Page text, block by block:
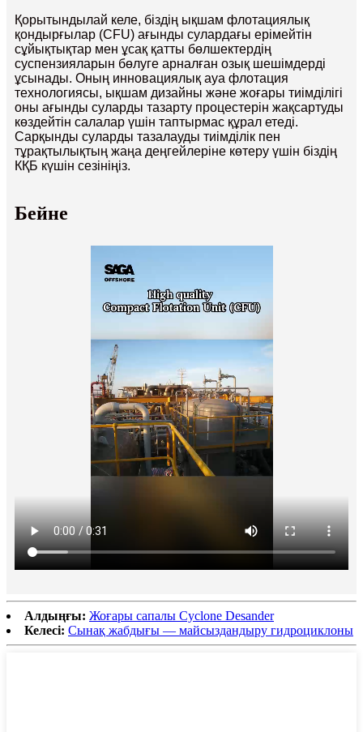
Қорытындылай келе, біздің ықшам флотациялық
қондырғылар (CFU) ағынды сулардағы ерімейтін
сұйықтықтар мен ұсақ қатты бөлшектердің
суспензияларын бөлуге арналған озық шешімдерді
ұсынады. Оның инновациялық ауа флотация
технологиясы, ықшам дизайны және жоғары тиімділігі
оны ағынды суларды тазарту процестерін жақсартуды
көздейтін салалар үшін таптырмас құрал етеді.
Сарқынды суларды тазалауды тиімділік пен
тұрақтылықтың жаңа деңгейлеріне көтеру үшін біздің
КҚБ күшін сезініңіз.
Бейне
Алдыңғы: Жоғары сапалы Cyclone Desander
Келесі: Сынақ жабдығы — майсыздандыру гидроциклоны